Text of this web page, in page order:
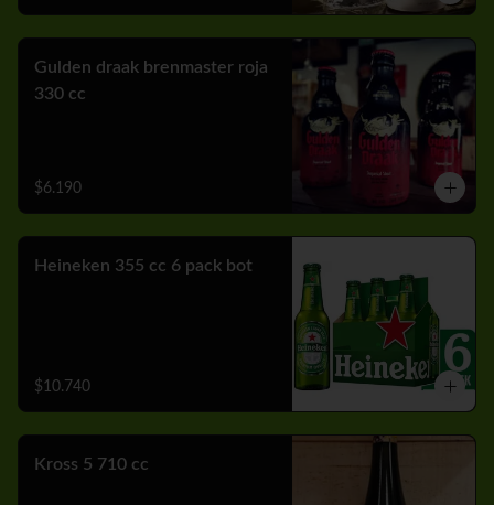
Gulden draak brenmaster roja
330 cc
$6.190
Heineken 355 cc 6 pack bot
$10.740
Kross 5 710 cc